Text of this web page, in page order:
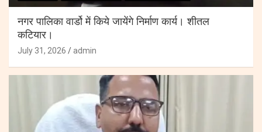
नगर पालिका वार्डो में किये जायेंगे निर्माण कार्य। शीतल
कटियार।
July 31, 2026 admin